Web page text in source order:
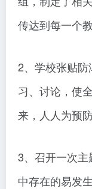
传达到每一个
2、学校张贴
习、讨论，使
来，人人为预
3、召开一次
中存在的易发